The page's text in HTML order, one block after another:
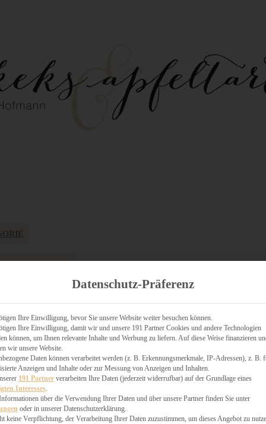
KÄSEKUCHEN
Datenschutz-Präferenz
Ihre Einwilligung, bevor Sie unsere Website weiter besuchen können.
Ihre Einwilligung, damit wir und unsere 191 Partner Cookies und andere Technologien
können, um Ihnen relevante Inhalte und Werbung zu liefern. Auf diese Weise finanzieren
wir unsere Website.
Daten können verarbeitet werden (z. B. Erkennungsmerkmale, IP-Adressen), z. B.
Anzeigen und Inhalte oder zur Messung von Anzeigen und Inhalten.
191 Partner verarbeiten Ihre Daten (jederzeit widerrufbar) auf der Grundlage eines
Interesses.
über die Verwendung Ihrer Daten und über unsere Partner finden Sie unter
oder in unserer Datenschutzerklärung.
keine Verpflichtung, der Verarbeitung Ihrer Daten zuzustimmen, um dieses Angebot zu